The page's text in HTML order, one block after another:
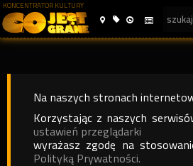
KONCENTRATOR KULTURY
Na naszych stronach
Korzystając z naszych
ustawień przeglądarki
wyrażasz zgodę na
Polityką Prywatności.